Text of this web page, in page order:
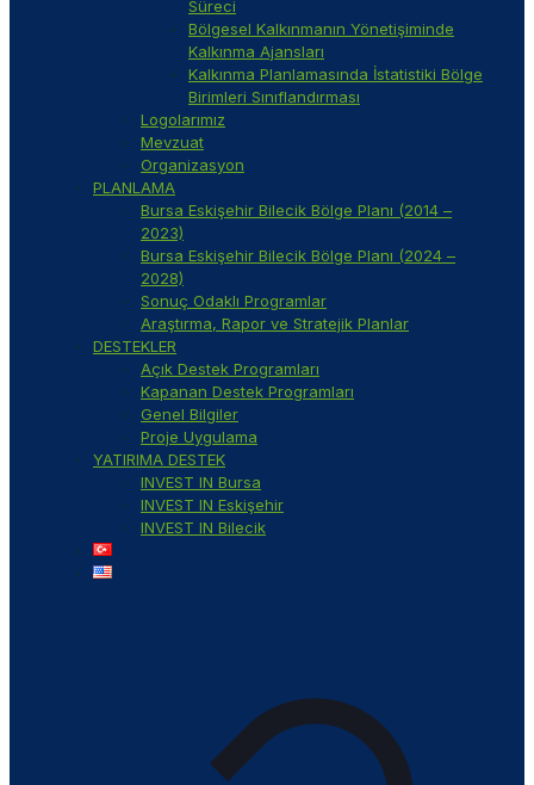
Süreci
Bölgesel Kalkınmanın Yönetişiminde
Kalkınma Ajansları
Kalkınma Planlamasında İstatistiki Bölge
Birimleri Sınıflandırması
Logolarımız
Mevzuat
Organizasyon
PLANLAMA
Bursa Eskişehir Bilecik Bölge Planı (2014 –
2023)
Bursa Eskişehir Bilecik Bölge Planı (2024 –
2028)
Sonuç Odaklı Programlar
Araştırma, Rapor ve Stratejik Planlar
DESTEKLER
Açık Destek Programları
Kapanan Destek Programları
Genel Bilgiler
Proje Uygulama
YATIRIMA DESTEK
INVEST IN Bursa
INVEST IN Eskişehir
INVEST IN Bilecik